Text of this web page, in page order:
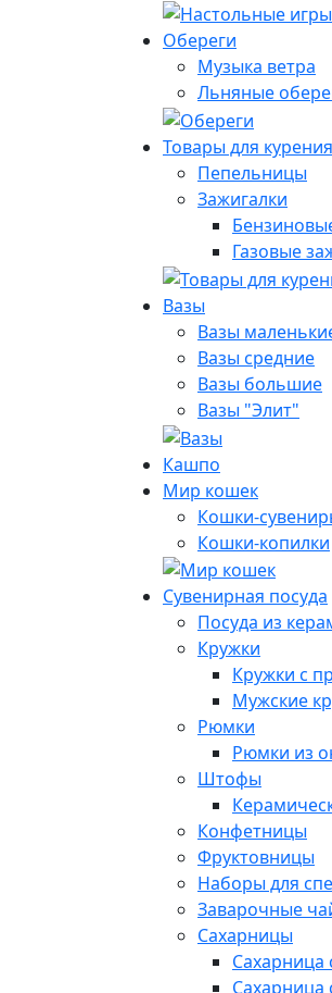
Обереги
Музыка ветра
Льняные
Товары для курения
Пепельницы
Зажигалки
Газовые
Вазы
Вазы
Вазы средние
Вазы большие
Вазы "Элит"
Кашпо
Мир кошек
Кошки-
Кошки-копилки
Сувенирная посуда
Посуда из
Кружки
Кружки с
Мужские
Рюмки
Рюмки из
Штофы
Конфетницы
Фруктовницы
Наборы для
Заварочные
Сахарницы
Сахарница